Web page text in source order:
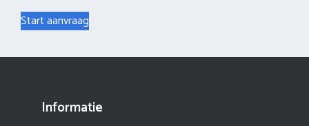
Start aanvraag
Informatie